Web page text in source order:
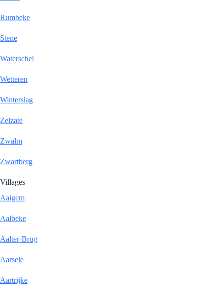
Rumbeke
Stene
Waterschei
Wetteren
Winterslag
Zelzate
Zwalm
Zwartberg
Villages
Aaigem
Aalbeke
Aalter-Brug
Aarsele
Aartrijke